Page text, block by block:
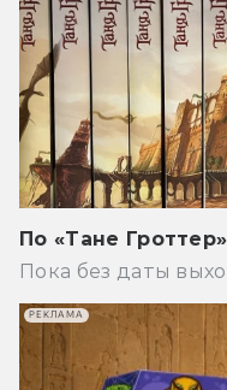
По «Тане
Пока без даты
РЕКЛАМА